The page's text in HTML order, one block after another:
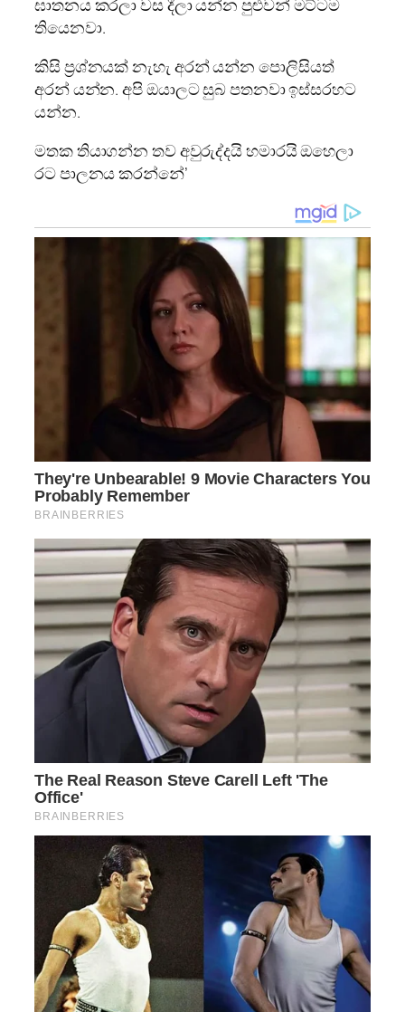
ඝාතනය කරලා වස දීලා යන්න පුළුවන් මට්ටම
තියෙනවා.
කිසි ප්‍රශ්නයක් නැහැ අරන් යන්න පොලිසියත්
අරන් යන්න. අපි ඔයාලට සුබ පතනවා ඉස්සරහට
යන්න.
මතක තියාගන්න තව අවුරුද්දයි හමාරයි ඔහෙලා
රට පාලනය කරන්නේ’